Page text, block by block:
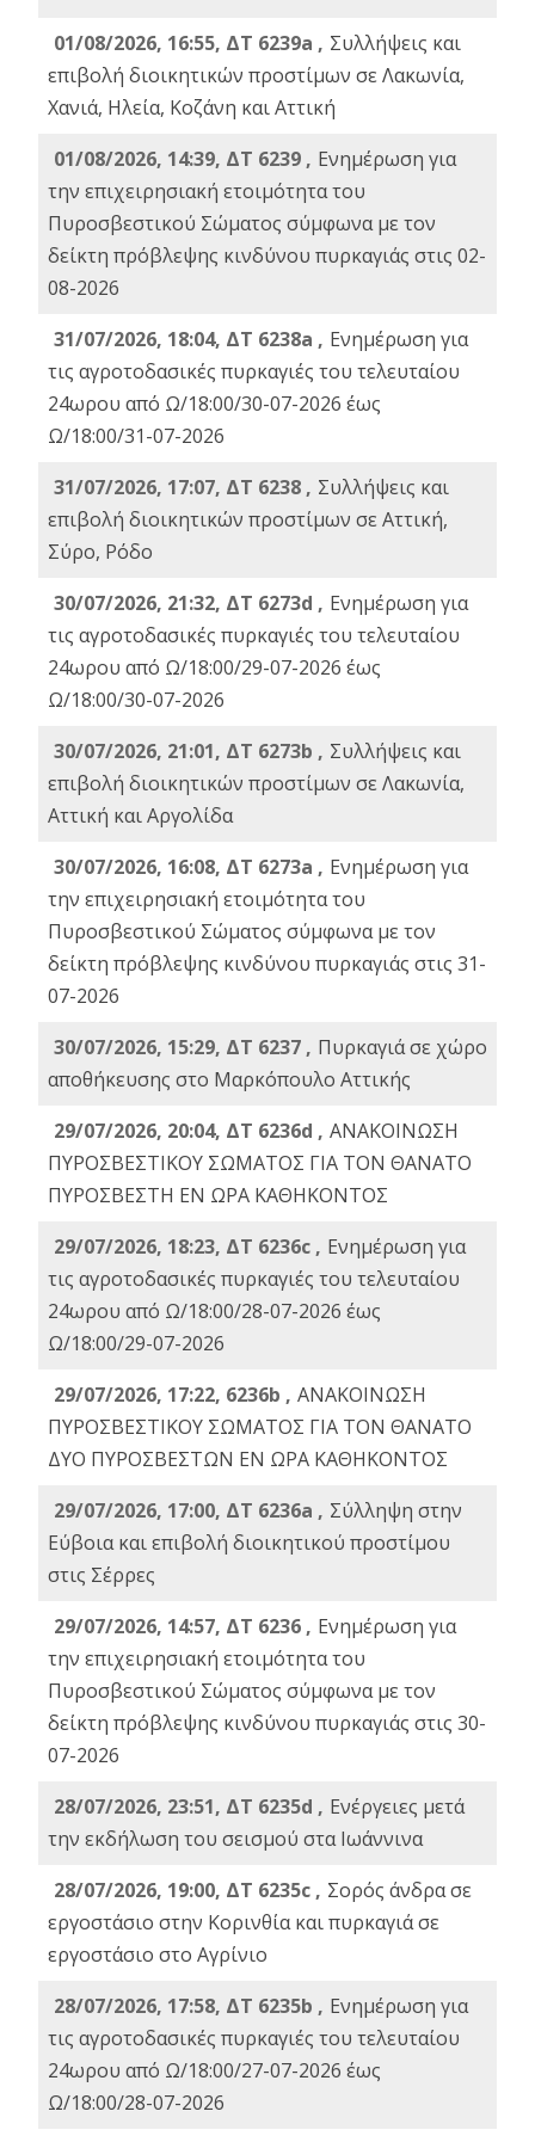
01/08/2026, 16:55, ΔΤ 6239a , Συλλήψεις και
επιβολή διοικητικών προστίμων σε Λακωνία,
Χανιά, Ηλεία, Κοζάνη και Αττική
01/08/2026, 14:39, ΔΤ 6239 , Ενημέρωση για
την επιχειρησιακή ετοιμότητα του
Πυροσβεστικού Σώματος σύμφωνα με τον
δείκτη πρόβλεψης κινδύνου πυρκαγιάς στις 02-
08-2026
31/07/2026, 18:04, ΔΤ 6238a , Ενημέρωση για
τις αγροτοδασικές πυρκαγιές του τελευταίου
24ωρου από Ω/18:00/30-07-2026 έως
Ω/18:00/31-07-2026
31/07/2026, 17:07, ΔΤ 6238 , Συλλήψεις και
επιβολή διοικητικών προστίμων σε Αττική,
Σύρο, Ρόδο
30/07/2026, 21:32, ΔΤ 6273d , Ενημέρωση για
τις αγροτοδασικές πυρκαγιές του τελευταίου
24ωρου από Ω/18:00/29-07-2026 έως
Ω/18:00/30-07-2026
30/07/2026, 21:01, ΔΤ 6273b , Συλλήψεις και
επιβολή διοικητικών προστίμων σε Λακωνία,
Αττική και Αργολίδα
30/07/2026, 16:08, ΔΤ 6273a , Ενημέρωση για
την επιχειρησιακή ετοιμότητα του
Πυροσβεστικού Σώματος σύμφωνα με τον
δείκτη πρόβλεψης κινδύνου πυρκαγιάς στις 31-
07-2026
30/07/2026, 15:29, ΔΤ 6237 , Πυρκαγιά σε χώρο
αποθήκευσης στο Μαρκόπουλο Αττικής
29/07/2026, 20:04, ΔΤ 6236d , ΑΝΑΚΟΙΝΩΣΗ
ΠΥΡΟΣΒΕΣΤΙΚΟΥ ΣΩΜΑΤΟΣ ΓΙΑ ΤΟΝ ΘΑΝΑΤΟ
ΠΥΡΟΣΒΕΣΤΗ ΕΝ ΩΡΑ ΚΑΘΗΚΟΝΤΟΣ
29/07/2026, 18:23, ΔΤ 6236c , Ενημέρωση για
τις αγροτοδασικές πυρκαγιές του τελευταίου
24ωρου από Ω/18:00/28-07-2026 έως
Ω/18:00/29-07-2026
29/07/2026, 17:22, 6236b , ΑΝΑΚΟΙΝΩΣΗ
ΠΥΡΟΣΒΕΣΤΙΚΟΥ ΣΩΜΑΤΟΣ ΓΙΑ ΤΟΝ ΘΑΝΑΤΟ
ΔΥΟ ΠΥΡΟΣΒΕΣΤΩΝ ΕΝ ΩΡΑ ΚΑΘΗΚΟΝΤΟΣ
29/07/2026, 17:00, ΔΤ 6236a , Σύλληψη στην
Εύβοια και επιβολή διοικητικού προστίμου
στις Σέρρες
29/07/2026, 14:57, ΔΤ 6236 , Ενημέρωση για
την επιχειρησιακή ετοιμότητα του
Πυροσβεστικού Σώματος σύμφωνα με τον
δείκτη πρόβλεψης κινδύνου πυρκαγιάς στις 30-
07-2026
28/07/2026, 23:51, ΔΤ 6235d , Ενέργειες μετά
την εκδήλωση του σεισμού στα Ιωάννινα
28/07/2026, 19:00, ΔΤ 6235c , Σορός άνδρα σε
εργοστάσιο στην Κορινθία και πυρκαγιά σε
εργοστάσιο στο Αγρίνιο
28/07/2026, 17:58, ΔΤ 6235b , Ενημέρωση για
τις αγροτοδασικές πυρκαγιές του τελευταίου
24ωρου από Ω/18:00/27-07-2026 έως
Ω/18:00/28-07-2026